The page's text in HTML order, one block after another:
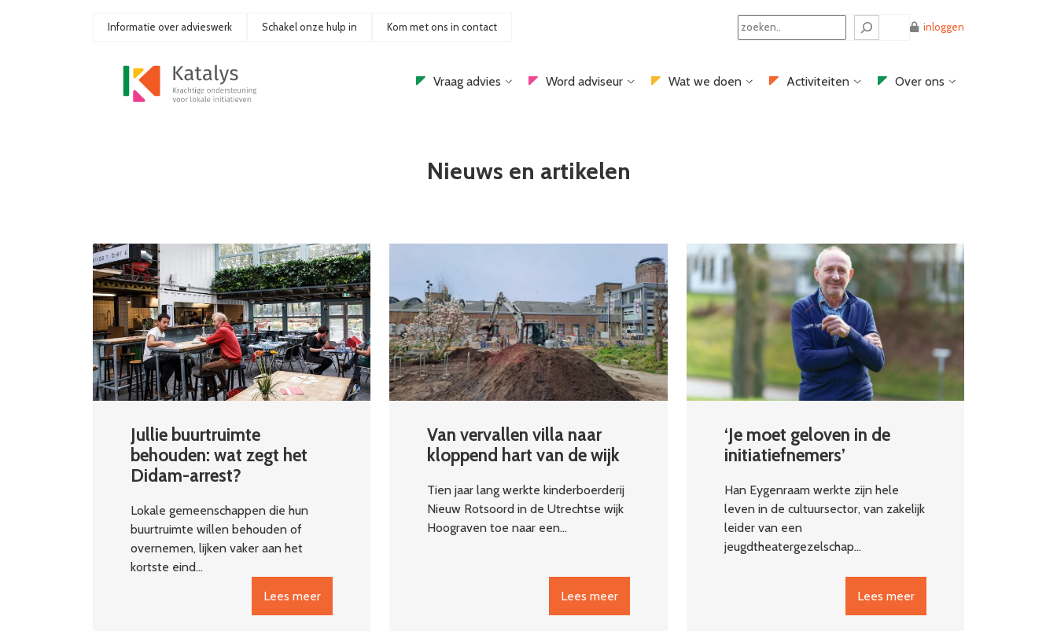
Informatie over advieswerk Schakel onze hulp in Kom met ons in contact
Search
inloggen
Vraag advies Word adviseur Wat we doen Activiteiten Over ons
Nieuws en artikelen
Jullie buurtruimte
behouden: wat zegt het
Didam-arrest?
Lokale gemeenschappen die hun
buurtruimte willen behouden of
overnemen, lijken vaker aan het
kortste eind…
Lees meer
Van vervallen villa naar
kloppend hart van de wijk
Tien jaar lang werkte kinderboerderij
Nieuw Rotsoord in de Utrechtse wijk
Hoograven toe naar een…
Lees meer
‘Je moet geloven in de
initiatiefnemers’
Han Eygenraam werkte zijn hele
leven in de cultuursector, van zakelijk
leider van een
jeugdtheatergezelschap…
Lees meer